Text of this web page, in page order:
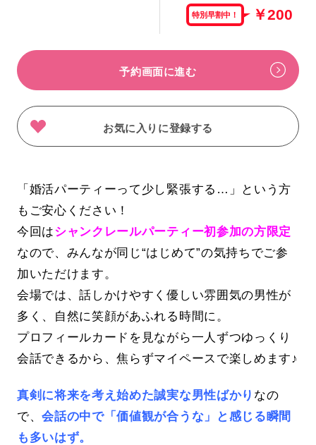
特別早割中！ ￥200
予約画面に進む
お気に入りに登録する
「婚活パーティーって少し緊張する…」という方
もご安心ください！
今回はシャンクレールパーティー初参加の方限定
なので、みんなが同じ“はじめて”の気持ちでご参
加いただけます。
会場では、話しかけやすく優しい雰囲気の男性が
多く、自然に笑顔があふれる時間に。
プロフィールカードを見ながら一人ずつゆっくり
会話できるから、焦らずマイペースで楽しめます♪
真剣に将来を考え始めた誠実な男性ばかり なの
で、会話の中で「価値観が合うな」と感じる瞬間
も多いはず。